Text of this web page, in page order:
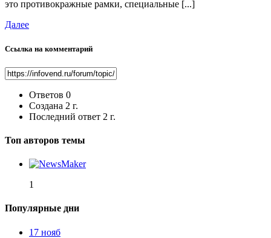
это противокражные рамки, специальные [...]
Далее
Ссылка на комментарий
Ответов 0
Создана 2 г.
Последний ответ 2 г.
Топ авторов темы
1
Популярные дни
17 нояб